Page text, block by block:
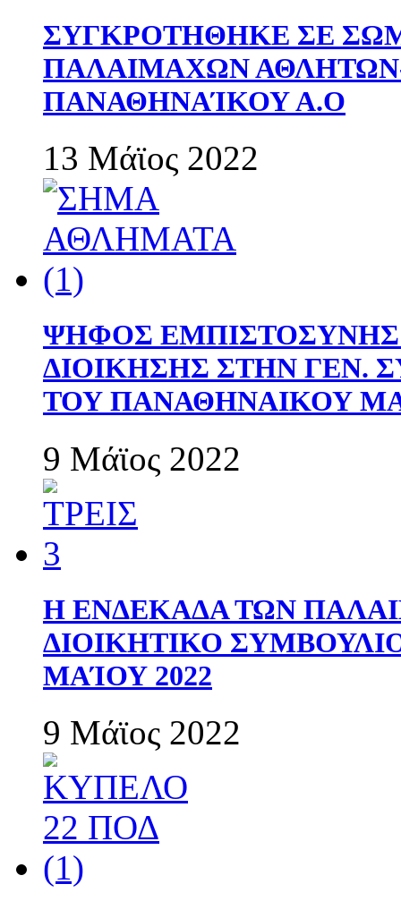
ΣΥΓΚΡΟΤΗΘΗΚΕ ΣΕ
ΠΑΛΑΙΜΑΧΩΝ
ΠΑΝΑΘΗΝΑΊΚΟΥ Α.Ο
13 Μάϊος 2022
ΨΗΦΟΣ
ΔΙΟΙΚΗΣΗΣ ΣΤΗΝ ΓΕΝ.
ΤΟΥ ΠΑΝΑΘΗΝΑΙΚΟΥ
9 Μάϊος 2022
Η ΕΝΔΕΚΑΔΑ ΤΩΝ
ΔΙΟΙΚΗΤΙΚΟ
ΜΑΊΟΥ 2022
9 Μάϊος 2022